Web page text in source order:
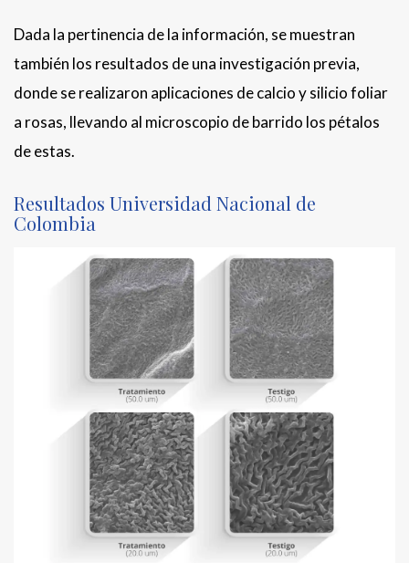
Dada la pertinencia de la información, se muestran
también los resultados de una investigación previa,
donde se realizaron aplicaciones de calcio y silicio foliar
a rosas, llevando al microscopio de barrido los pétalos
de estas.
Resultados Universidad Nacional de
Colombia